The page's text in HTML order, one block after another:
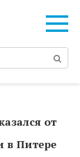
от
в Питере